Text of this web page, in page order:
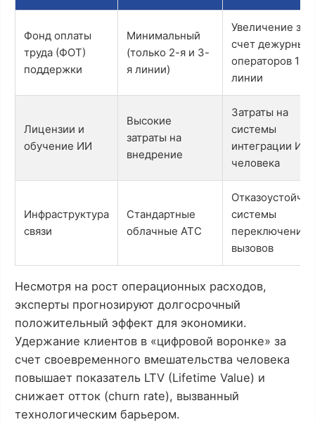
Фонд оплаты
труда (ФОТ)
поддержки
Минимальный
(только 2-я и 3-
я линии)
Увеличение за
счет дежурных
операторов 1-й
линии
Лицензии и
обучение ИИ
Высокие
затраты на
внедрение
Затраты на
системы
интеграции ИИ
человека
Инфраструктура
связи
Стандартные
облачные АТС
системы
переключения
вызовов
Несмотря на рост операционных расходов,
эксперты прогнозируют долгосрочный
положительный эффект для экономики.
Удержание клиентов в «цифровой воронке» за
счет своевременного вмешательства человека
повышает показатель LTV (Lifetime Value) и
снижает отток (churn rate), вызванный
технологическим барьером.